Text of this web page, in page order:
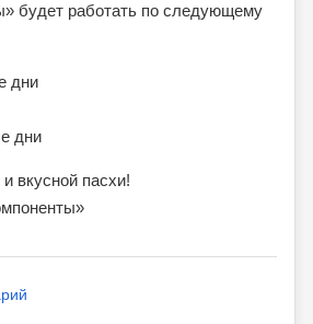
будет работать по следующему
дни
дни
вкусной пасхи!